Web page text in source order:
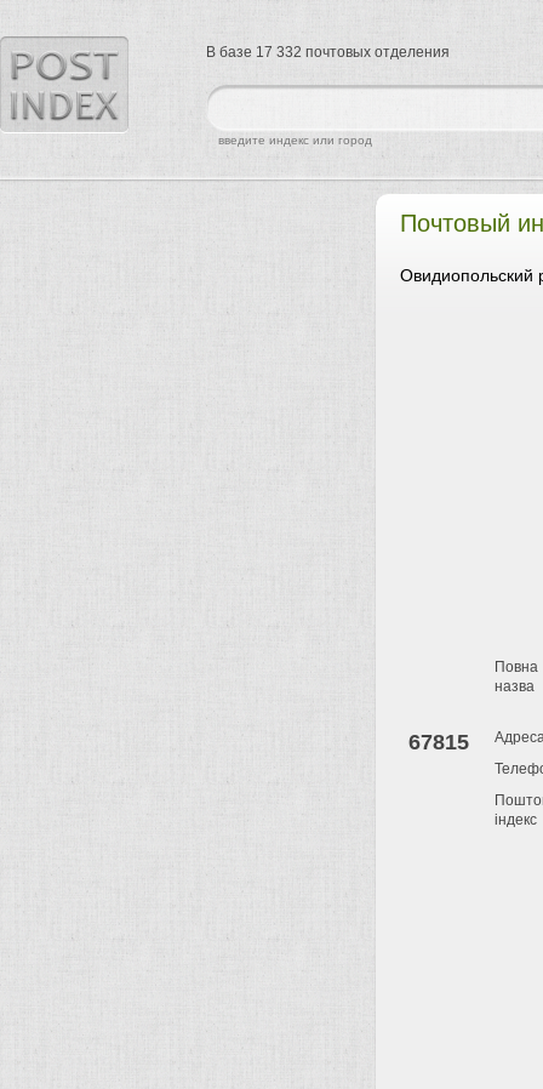
Почтовый
Овидиопольский
67815
Повна
назва
індекс
найти
введите индекс или город
В базе 17 332 почтовых отделения